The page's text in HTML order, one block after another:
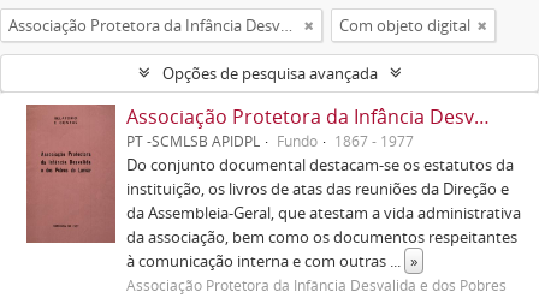
Associação Protetora da Infância Desvalida e dos Pobres do Lumiar Com objeto digital
Opções de pesquisa avançada
Associação Protetora da Infância Desvalida e dos Pobres do Lumiar
PT -SCMLSB APIDPL Fundo 1867 - 1977
Do conjunto documental destacam-se os estatutos da
instituição, os livros de atas das reuniões da Direção e
da Assembleia-Geral, que atestam a vida administrativa
da associação, bem como os documentos respeitantes
à comunicação interna e com outras ... »
Associação Protetora da Infância Desvalida e dos Pobres